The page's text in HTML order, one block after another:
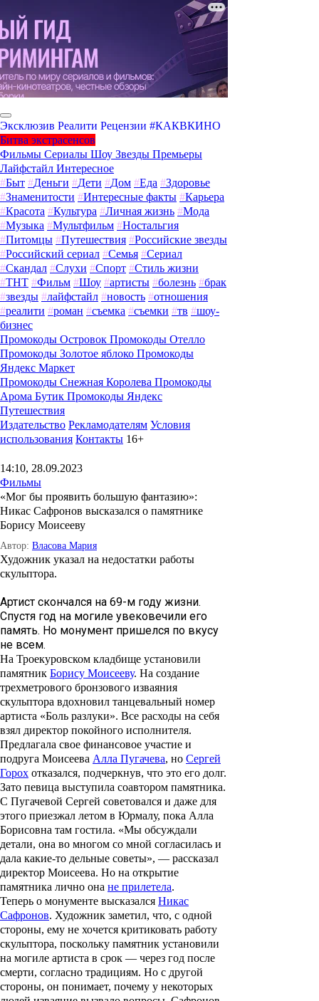
Эксклюзив Реалити Рецензии #КАКВКИНО
Битва экстрасенсов
Фильмы Сериалы Шоу Звезды Премьеры
Лайфстайл Интересное
#Быт #Деньги #Дети #Дом #Еда #Здоровье
#Знаменитости #Интересные факты #Карьера
#Красота #Культура #Личная жизнь #Мода
#Музыка #Мультфильм #Ностальгия
#Питомцы #Путешествия #Российские звезды
#Российский сериал #Семья #Сериал
#Скандал #Слухи #Спорт #Стиль жизни
#ТНТ #Фильм #Шоу #артисты #болезнь #брак
#звезды #лайфстайл #новость #отношения
#реалити #роман #съемка #съемки #тв #шоу-
бизнес
Промокоды Островок Промокоды Отелло
Промокоды Золотое яблоко Промокоды
Яндекс Маркет
Промокоды Снежная Королева Промокоды
Арома Бутик Промокоды Яндекс
Путешествия
Издательство Рекламодателям Условия
использования Контакты 16+
14:10, 28.09.2023
Фильмы
«Мог бы проявить большую фантазию»:
Никас Сафронов высказался о памятнике
Борису Моисееву
Автор: Власова Мария
Художник указал на недостатки работы
скульптора.
Артист скончался на 69-м году жизни.
Спустя год на могиле увековечили его
память. Но монумент пришелся по вкусу
не всем.
На Троекуровском кладбище установили
памятник Борису Моисееву. На создание
трехметрового бронзового изваяния
скульптора вдохновил танцевальный номер
артиста «Боль разлуки». Все расходы на себя
взял директор покойного исполнителя.
Предлагала свое финансовое участие и
подруга Моисеева Алла Пугачева, но Сергей
Горох отказался, подчеркнув, что это его долг.
Зато певица выступила соавтором памятника.
С Пугачевой Сергей советовался и даже для
этого приезжал летом в Юрмалу, пока Алла
Борисовна там гостила. «Мы обсуждали
детали, она во многом со мной согласилась и
дала какие-то дельные советы», — рассказал
директор Моисеева. Но на открытие
памятника лично она не прилетела.
Теперь о монументе высказался Никас
Сафронов. Художник заметил, что, с одной
стороны, ему не хочется критиковать работу
скульптора, поскольку памятник установили
на могиле артиста в срок — через год после
смерти, согласно традициям. Но с другой
стороны, он понимает, почему у некоторых